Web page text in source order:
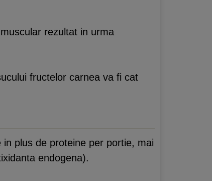
rezultat in urma
fructelor carnea va fi cat
plus de proteine per portie, mai
endogena).